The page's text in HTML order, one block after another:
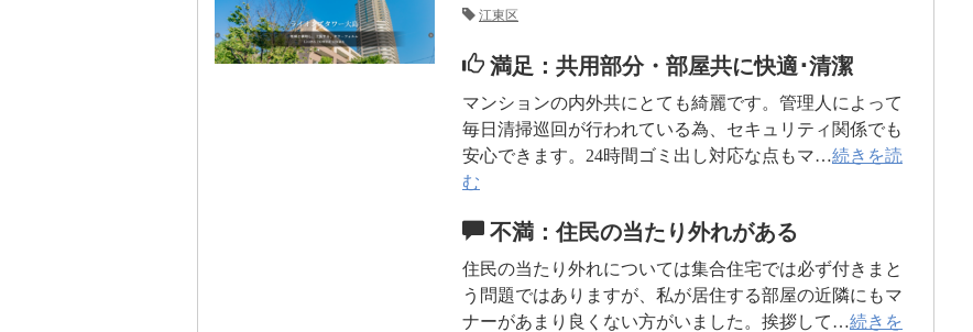
江東区
満足：共用部分・部屋共に快適･清潔
マンションの内外共にとても綺麗です。管理人によって
毎日清掃巡回が行われている為、セキュリティ関係でも
安心できます。24時間ゴミ出し対応な点もマ…続きを読
む
不満：住民の当たり外れがある
住民の当たり外れについては集合住宅では必ず付きまと
う問題ではありますが、私が居住する部屋の近隣にもマ
ナーがあまり良くない方がいました。挨拶して…続きを